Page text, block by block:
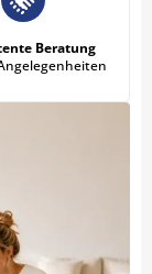
Beratung